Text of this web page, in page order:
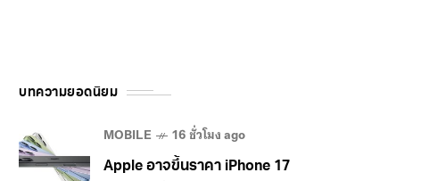
บทความยอดนิยม
MOBILE 16 ชั่วโมง ago
Apple อาจขึ้นราคา iPhone 17